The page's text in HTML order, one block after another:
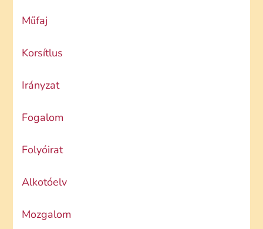
Műfaj
Korsítlus
Irányzat
Fogalom
Folyóirat
Alkotóelv
Mozgalom